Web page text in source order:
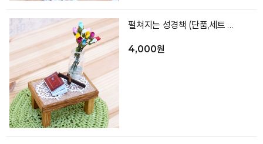
펼쳐지는 성경책 (단품,세트 옵션선택)
4,000원